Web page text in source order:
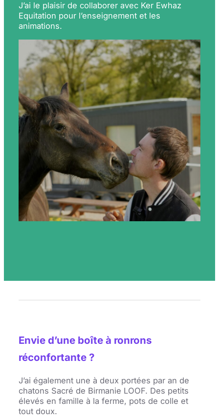
J’ai le plaisir de collaborer avec Ker Ewhaz
Equitation pour l’enseignement et les
animations.
Envie d’une boîte à ronrons
réconfortante ?
J’ai également une à deux portées par an de
chatons Sacré de Birmanie LOOF. Des petits
élevés en famille à la ferme, pots de colle et
tout doux.